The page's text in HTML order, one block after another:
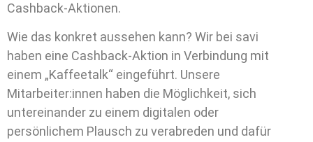
Cashback-Aktionen.
Wie das konkret aussehen kann? Wir bei savi
haben eine Cashback-Aktion in Verbindung mit
einem „Kaffeetalk“ eingeführt. Unsere
Mitarbeiter:innen haben die Möglichkeit, sich
untereinander zu einem digitalen oder
persönlichem Plausch zu verabreden und dafür